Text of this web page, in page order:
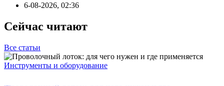
6-08-2026, 02:36
Сейчас читают
Все статьи
Инструменты и оборудование